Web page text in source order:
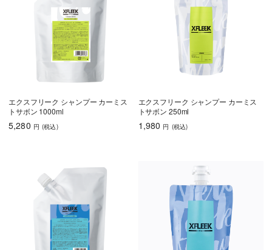
エクスフリーク シャンプー カーミス
トサボン 1000ml
5,280 円 (税込)
エクスフリーク シャンプー カーミス
トサボン 250ml
1,980 円 (税込)